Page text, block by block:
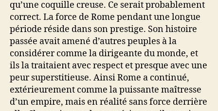
qu’une coquille creuse. Ce serait probablement
correct. La force de Rome pendant une longue
période réside dans son prestige. Son histoire
passée avait amené d’autres peuples à la
considérer comme la dirigeante du monde, et
ils la traitaient avec respect et presque avec une
peur superstitieuse. Ainsi Rome a continué,
extérieurement comme la puissante maîtresse
d’un empire, mais en réalité sans force derrière